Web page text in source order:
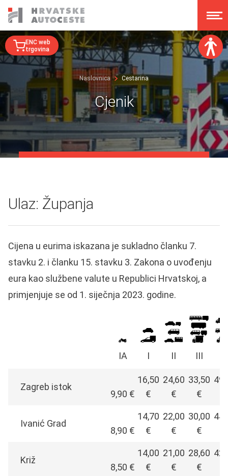
Veličina fonta:
A A A
Disleksija:
Kontrast:
ENC web
trgovina
Naslovnica Cestarina
Cjenik
Ulaz: Županja
Cijena u eurima iskazana je sukladno članku 7.
stavku 2. i članku 15. stavku 3. Zakona o uvođenju
eura kao službene valute u Republici Hrvatskoj, a
primjenjuje se od 1. siječnja 2023. godine.
IA I II III
Zagreb istok
9,90 €
16,50
€
24,60
€
33,50
€
Ivanić Grad
8,90 €
14,70
€
22,00
€
30,00
€
Križ
8,50 €
14,00
€
21,00
€
28,60
€